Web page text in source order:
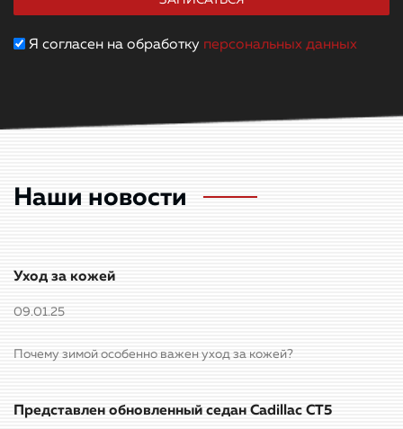
Я согласен на обработку персональных данных
Наши новости
Уход за кожей
09.01.25
Почему зимой особенно важен уход за кожей?
Представлен обновленный седан Cadillac CT5